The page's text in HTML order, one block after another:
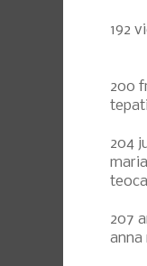
192
200
204
207
anna